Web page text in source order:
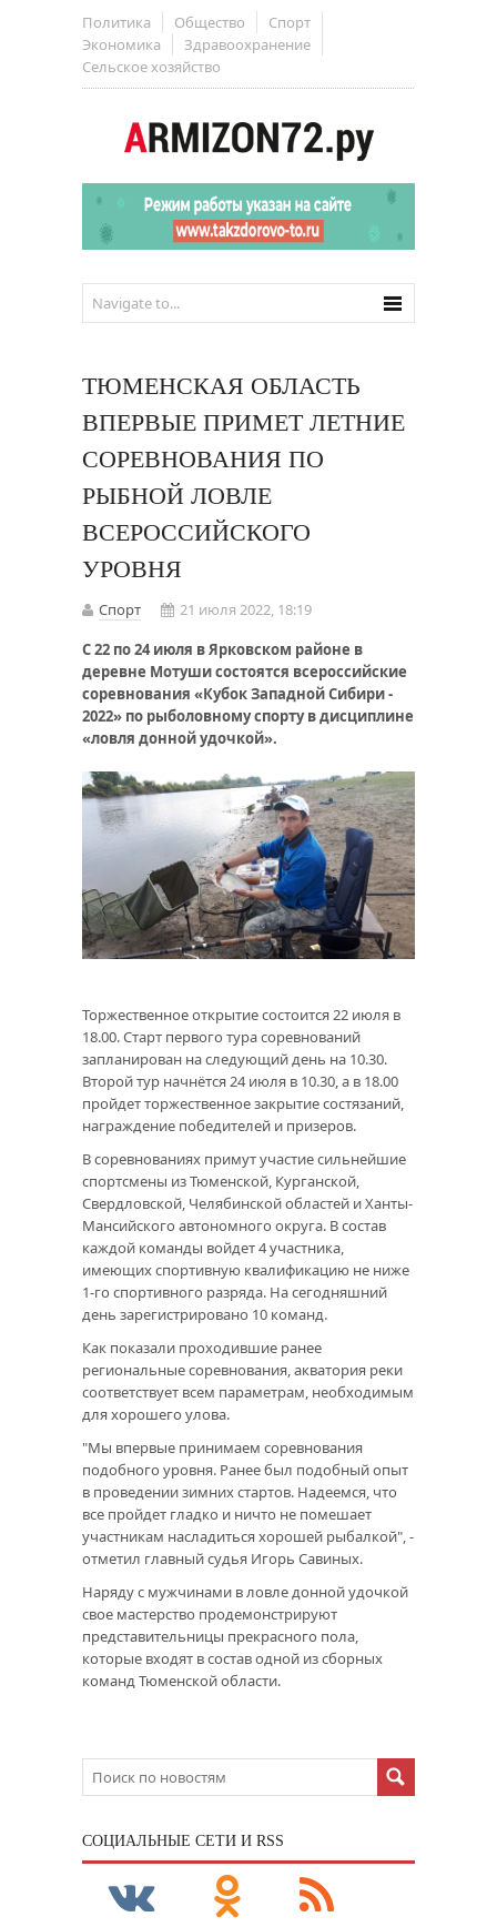
Политика Общество
Спорт
Экономика
Здравоохранение
Сельское хозяйство
ТЮМЕНСКАЯ ОБЛАСТЬ
ВПЕРВЫЕ ПРИМЕТ ЛЕТНИЕ
СОРЕВНОВАНИЯ ПО
РЫБНОЙ ЛОВЛЕ
ВСЕРОССИЙСКОГО
УРОВНЯ
Спорт
21 июля 2022, 18:19
С 22 по 24 июля в Ярковском районе в
деревне Мотуши состоятся всероссийские
соревнования «Кубок Западной Сибири -
2022» по рыболовному спорту в дисциплине
«ловля донной удочкой».
Торжественное открытие состоится 22 июля в
18.00. Старт первого тура соревнований
запланирован на следующий день на 10.30.
Второй тур начнётся 24 июля в 10.30, а в 18.00
пройдет торжественное закрытие состязаний,
награждение победителей и призеров.
В соревнованиях примут участие сильнейшие
спортсмены из Тюменской, Курганской,
Свердловской, Челябинской областей и Ханты-
Мансийского автономного округа. В состав
каждой команды войдет 4 участника,
имеющих спортивную квалификацию не ниже
1-го спортивного разряда. На сегодняшний
день зарегистрировано 10 команд.
Как показали проходившие ранее
региональные соревнования, акватория реки
соответствует всем параметрам, необходимым
для хорошего улова.
"Мы впервые принимаем соревнования
подобного уровня. Ранее был подобный опыт
в проведении зимних стартов. Надеемся, что
все пройдет гладко и ничто не помешает
участникам насладиться хорошей рыбалкой", -
отметил главный судья Игорь Савиных.
Наряду с мужчинами в ловле донной удочкой
свое мастерство продемонстрируют
представительницы прекрасного пола,
которые входят в состав одной из сборных
команд Тюменской области.
CОЦИАЛЬНЫЕ СЕТИ И RSS